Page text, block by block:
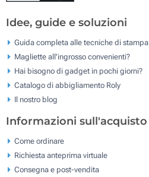
Idee, guide e soluzioni
Guida completa alle tecniche di stampa
Magliette all'ingrosso convenienti?
Hai bisogno di gadget in pochi giorni?
Catalogo di abbigliamento Roly
Il nostro blog
Informazioni sull'acquisto
Come ordinare
Richiesta anteprima virtuale
Consegna e post-vendita